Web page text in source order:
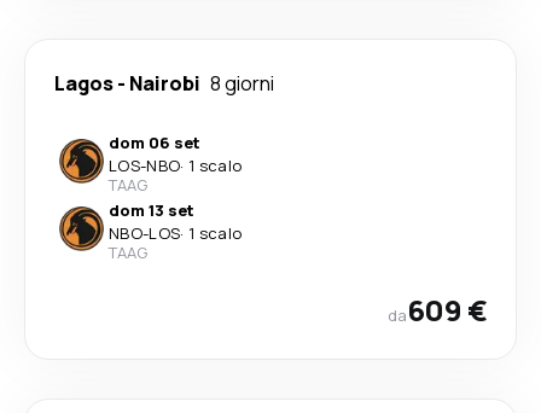
Lagos- Nairobi 8 giorni
dom 06 set
LOS-NBO· 1 scalo
TAAG
dom 13 set
NBO-LOS· 1 scalo
TAAG
da609 €